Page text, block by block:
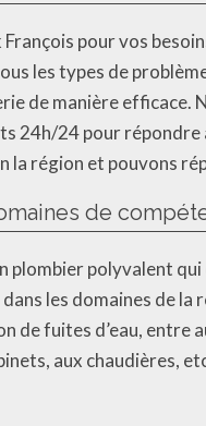
François pour vos
les types de
de manière
24h/24 pour répondre
la région et pouvons
de
plombier polyvalent
les domaines de la
de fuites d’eau, entre
aux chaudières,